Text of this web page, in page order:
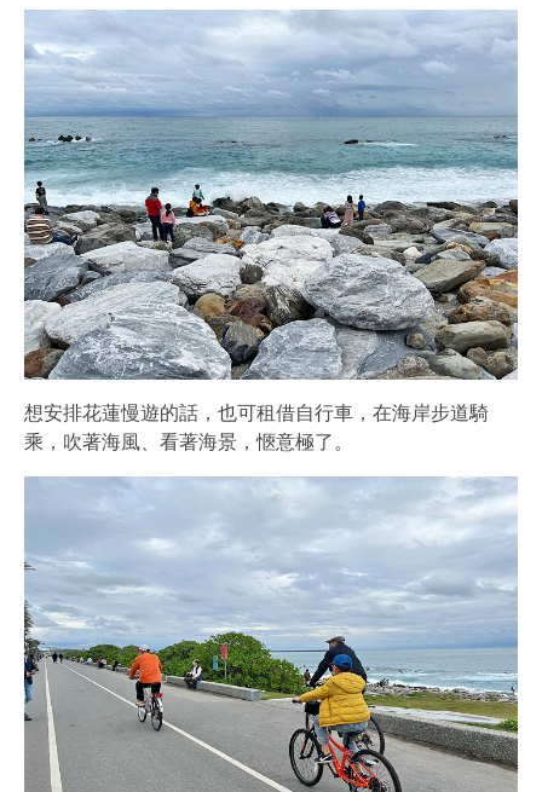
想安排花蓮慢遊的話，也可租借自行車，在海岸步道騎
乘，吹著海風、看著海景，愜意極了。